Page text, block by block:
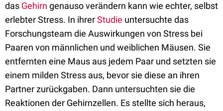
das Gehirn genauso verändern kann wie echter, selbst
erlebter Stress. In ihrerStudie untersuchte das
Forschungsteam die Auswirkungen von Stress bei
Paaren von männlichen und weiblichen Mäusen. Sie
entfernten eine Maus aus jedem Paar und setzten sie
einem milden Stress aus, bevor sie diese an ihren
Partner zurückgaben. Dann untersuchten sie die
Reaktionen der Gehirnzellen. Es stellte sich heraus,